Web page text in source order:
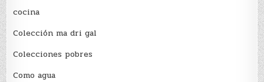
cocina
Colección ma dri gal
Colecciones pobres
Como agua